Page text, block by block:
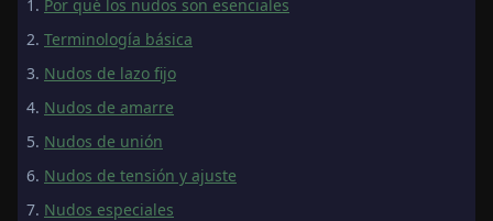
Por qué los nudos son esenciales
Terminología básica
Nudos de lazo fijo
Nudos de amarre
Nudos de unión
Nudos de tensión y ajuste
Nudos especiales